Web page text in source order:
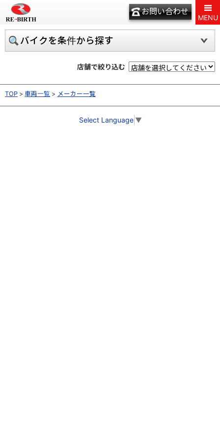
お問い合わせ
MENU
バイクを条件から探す
店舗で絞り込む
TOP 車両一覧 メーカー一覧
Select Language ▼